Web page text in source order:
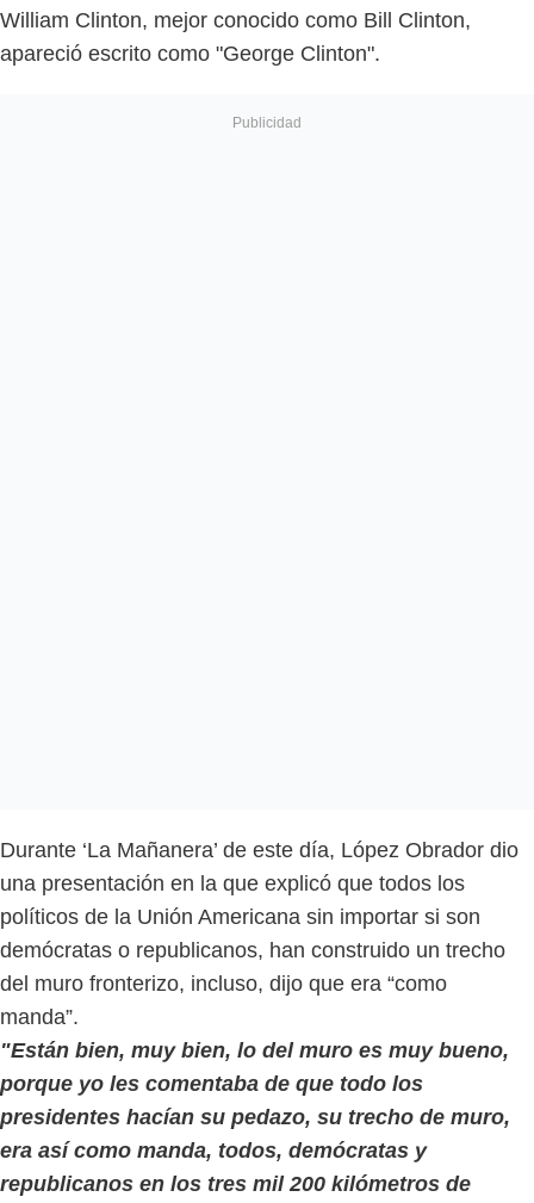
William Clinton, mejor conocido como Bill Clinton,
apareció escrito como "George Clinton".
Durante ‘La Mañanera’ de este día, López Obrador dio
una presentación en la que explicó que todos los
políticos de la Unión Americana sin importar si son
demócratas o republicanos, han construido un trecho
del muro fronterizo, incluso, dijo que era “como
manda”.
"Están bien, muy bien, lo del muro es muy bueno,
porque yo les comentaba de que todo los
presidentes hacían su pedazo, su trecho de muro,
era así como manda, todos, demócratas y
republicanos en los tres mil 200 kilómetros de